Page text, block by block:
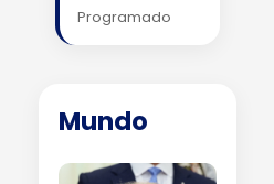
Programado
Mundo